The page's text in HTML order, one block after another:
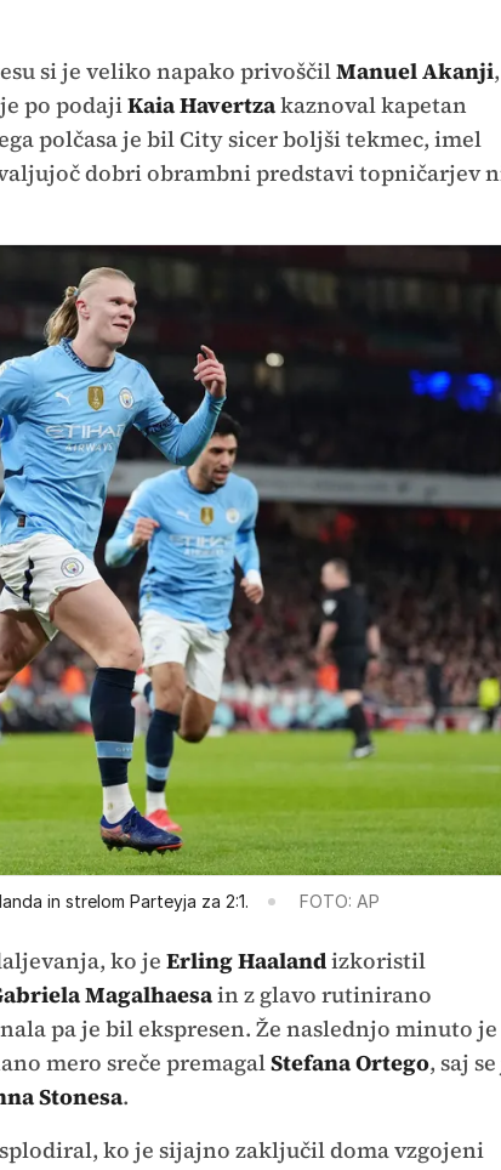
si je veliko napako privoščilManuel Akanji
po podajiKaia Havertzakaznoval kapetan
polčasa je bil City sicer boljši tekmec, imel
dobri obrambni predstavi topničarjev
in strelom Parteyja za 2:1. FOTO: AP
ko jeErling Haalandizkoristil
Magalhaesain z glavo rutinirano
pa je bil ekspresen. Že naslednjo minuto je
mero sreče premagalStefana Ortego, saj
Stonesa.
ko je sijajno zaključil doma vzgojeni